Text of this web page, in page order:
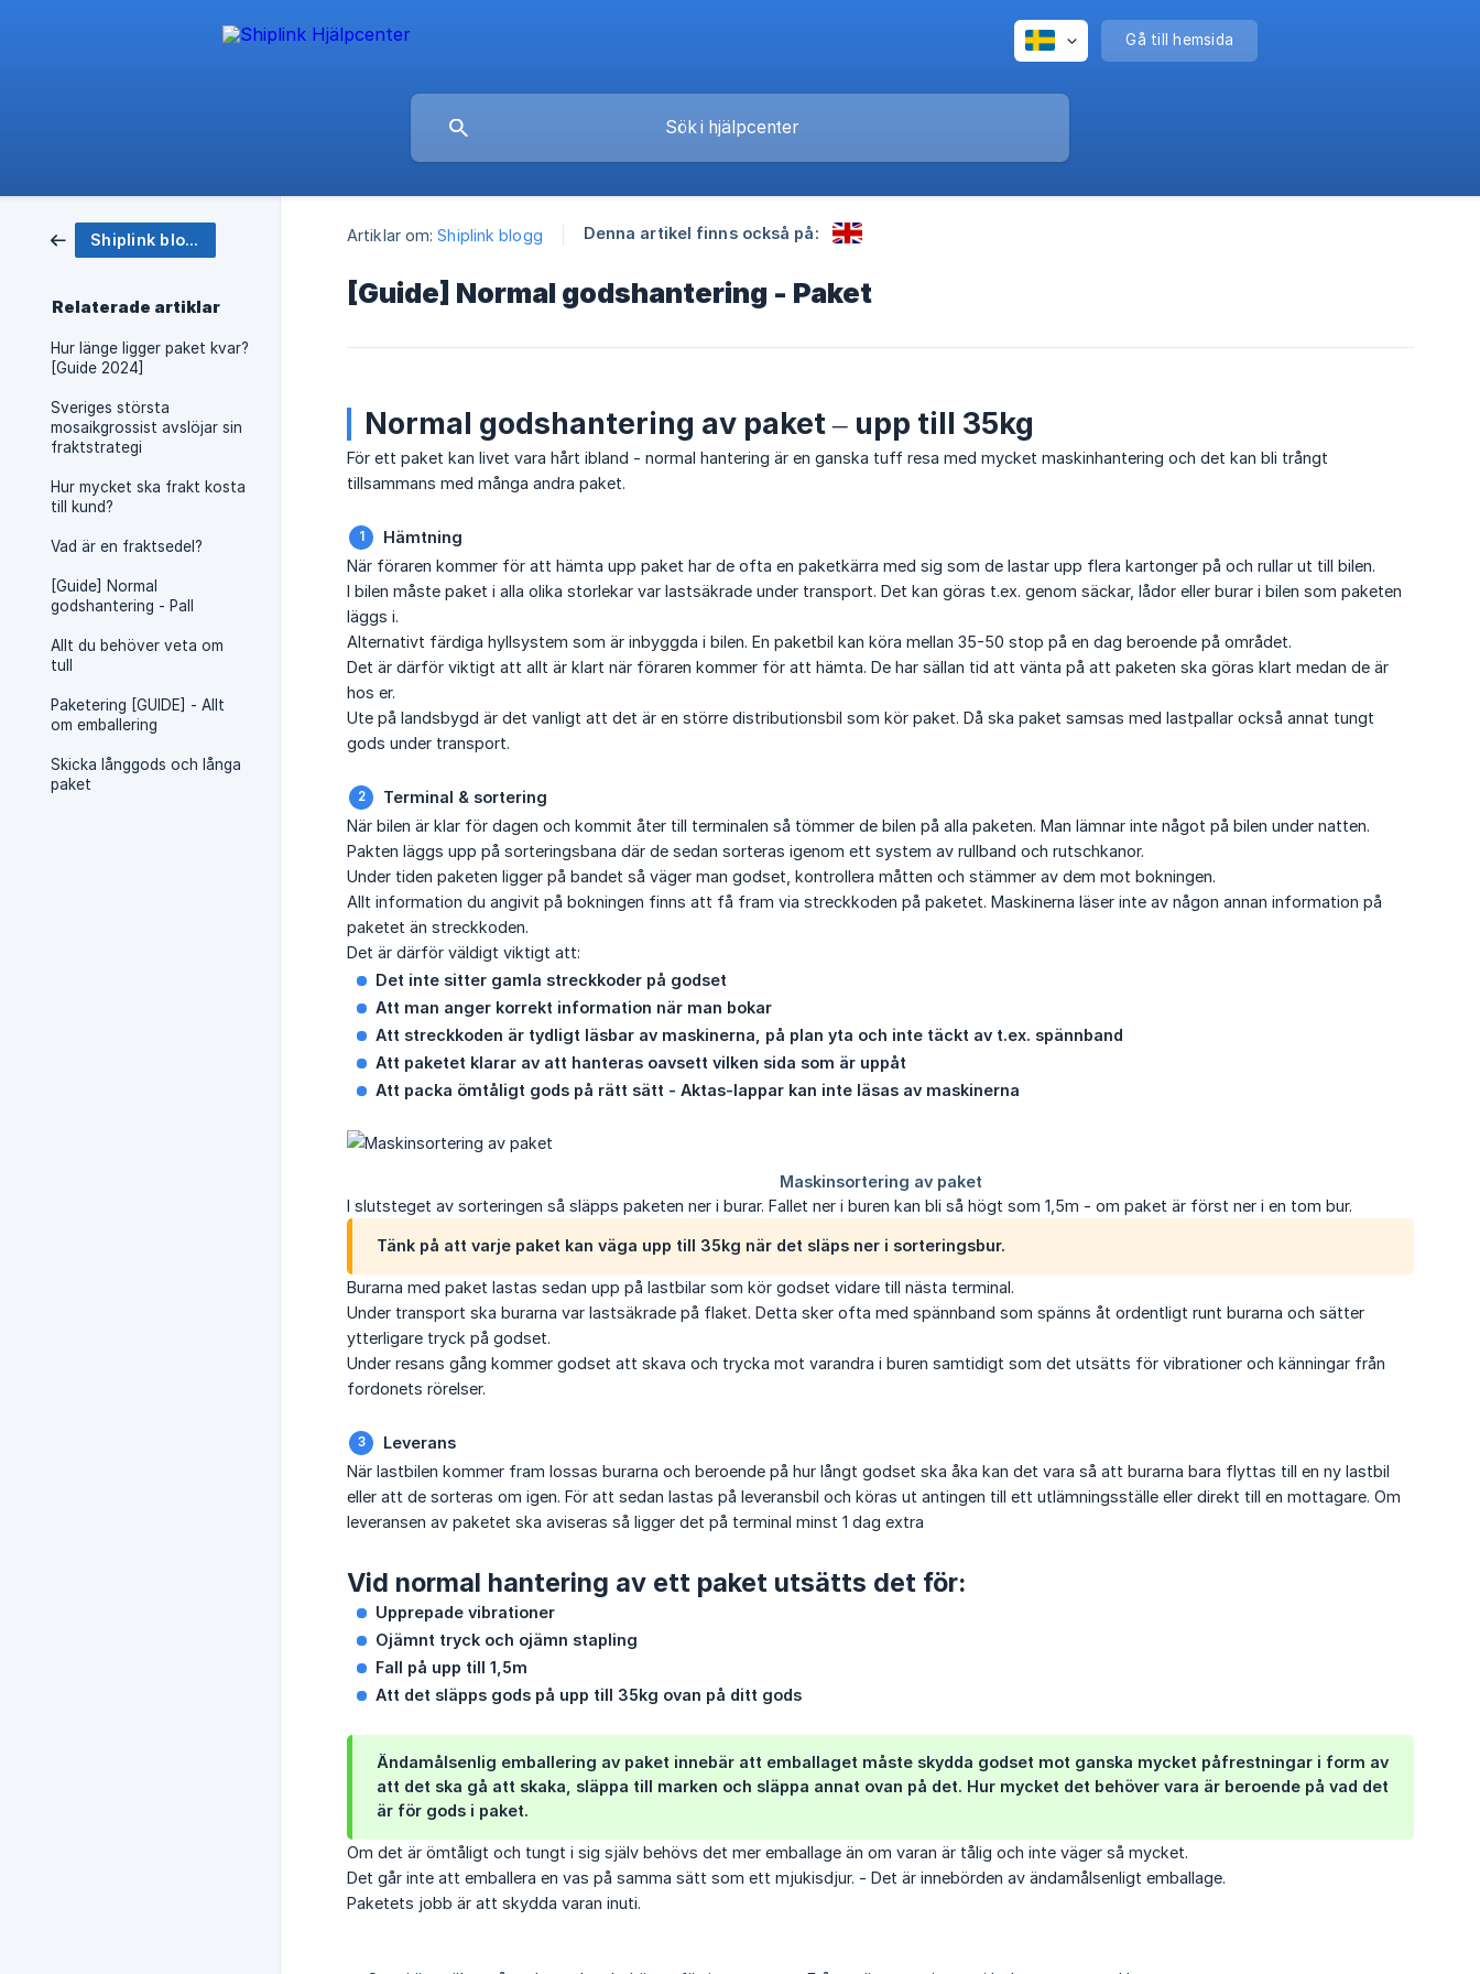
Gå till hemsida
Shiplink blogg
Relaterade artiklar
Hur länge ligger paket kvar?
[Guide 2024]
Sveriges största
mosaikgrossist avslöjar sin
fraktstrategi
Hur mycket ska frakt kosta
till kund?
Vad är en fraktsedel?
[Guide] Normal
godshantering - Pall
Allt du behöver veta om
tull
Paketering [GUIDE] - Allt
om emballering
Skicka långgods och långa
paket
Artiklar om: Shiplink blogg Denna artikel finns också på:
[Guide] Normal godshantering - Paket
Normal godshantering av paket – upp till 35kg
För ett paket kan livet vara hårt ibland - normal hantering är en ganska tuff resa med mycket maskinhantering och det kan bli trångt
tillsammans med många andra paket.
Hämtning
När föraren kommer för att hämta upp paket har de ofta en paketkärra med sig som de lastar upp flera kartonger på och rullar ut till bilen.
I bilen måste paket i alla olika storlekar var lastsäkrade under transport. Det kan göras t.ex. genom säckar, lådor eller burar i bilen som paketen
läggs i.
Alternativt färdiga hyllsystem som är inbyggda i bilen. En paketbil kan köra mellan 35-50 stop på en dag beroende på området.
Det är därför viktigt att allt är klart när föraren kommer för att hämta. De har sällan tid att vänta på att paketen ska göras klart medan de är
hos er.
Ute på landsbygd är det vanligt att det är en större distributionsbil som kör paket. Då ska paket samsas med lastpallar också annat tungt
gods under transport.
Terminal & sortering
När bilen är klar för dagen och kommit åter till terminalen så tömmer de bilen på alla paketen. Man lämnar inte något på bilen under natten.
Pakten läggs upp på sorteringsbana där de sedan sorteras igenom ett system av rullband och rutschkanor.
Under tiden paketen ligger på bandet så väger man godset, kontrollera måtten och stämmer av dem mot bokningen.
Allt information du angivit på bokningen finns att få fram via streckkoden på paketet. Maskinerna läser inte av någon annan information på
paketet än streckkoden.
Det är därför väldigt viktigt att:
Det inte sitter gamla streckkoder på godset
Att man anger korrekt information när man bokar
Att streckkoden är tydligt läsbar av maskinerna, på plan yta och inte täckt av t.ex. spännband
Att paketet klarar av att hanteras oavsett vilken sida som är uppåt
Att packa ömtåligt gods på rätt sätt - Aktas-lappar kan inte läsas av maskinerna
I slutsteget av sorteringen så släpps paketen ner i burar. Fallet ner i buren kan bli så högt som 1,5m - om paket är först ner i en tom bur.
Tänk på att varje paket kan väga upp till 35kg när det släps ner i sorteringsbur.
Burarna med paket lastas sedan upp på lastbilar som kör godset vidare till nästa terminal.
Under transport ska burarna var lastsäkrade på flaket. Detta sker ofta med spännband som spänns åt ordentligt runt burarna och sätter
ytterligare tryck på godset.
Under resans gång kommer godset att skava och trycka mot varandra i buren samtidigt som det utsätts för vibrationer och känningar från
fordonets rörelser.
Leverans
När lastbilen kommer fram lossas burarna och beroende på hur långt godset ska åka kan det vara så att burarna bara flyttas till en ny lastbil
eller att de sorteras om igen. För att sedan lastas på leveransbil och köras ut antingen till ett utlämningsställe eller direkt till en mottagare. Om
leveransen av paketet ska aviseras så ligger det på terminal minst 1 dag extra
Vid normal hantering av ett paket utsätts det för:
Upprepade vibrationer
Ojämnt tryck och ojämn stapling
Fall på upp till 1,5m
Att det släpps gods på upp till 35kg ovan på ditt gods
Ändamålsenlig emballering av paket innebär att emballaget måste skydda godset mot ganska mycket påfrestningar i form av
att det ska gå att skaka, släppa till marken och släppa annat ovan på det. Hur mycket det behöver vara är beroende på vad det
är för gods i paket.
Om det är ömtåligt och tungt i sig själv behövs det mer emballage än om varan är tålig och inte väger så mycket.
Det går inte att emballera en vas på samma sätt som ett mjukisdjur. - Det är innebörden av ändamålsenligt emballage.
Paketets jobb är att skydda varan inuti.